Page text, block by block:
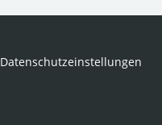
Datenschutzeinstellungen